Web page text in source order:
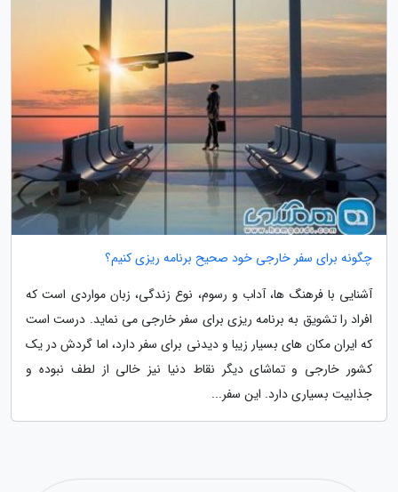
چگونه برای سفر خارجی خود صحیح برنامه ریزی کنیم؟
آشنایی با فرهنگ ها، آداب و رسوم، نوع زندگی، زبان مواردی است که
افراد را تشویق به برنامه ریزی برای سفر خارجی می نماید. درست است
که ایران مکان های بسیار زیبا و دیدنی برای سفر دارد، اما گردش در یک
کشور خارجی و تماشای دیگر نقاط دنیا نیز خالی از لطف نبوده و
جذابیت بسیاری دارد. این سفر...